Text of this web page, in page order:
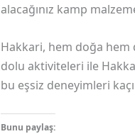
alacağınız kamp
Hakkari, hem doğa hem
dolu aktiviteleri ile
bu eşsiz deneyimleri
Bunu paylaş: